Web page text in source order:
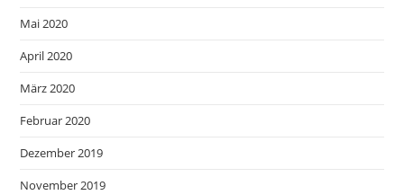
Mai 2020
April 2020
März 2020
Februar 2020
Dezember 2019
November 2019